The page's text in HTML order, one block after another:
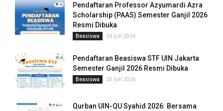
Pendaftaran Professor Azyumardi Azra
Scholarship (PAAS) Semester Ganjil 2026
Resmi Dibuka
Beasiswa 24 Juli 2026
Pendaftaran Beasiswa STF UIN Jakarta
Semester Ganjil 2026 Resmi Dibuka
Beasiswa 20 Juli 2026
Qurban UIN-QU Syahid 2026: Bersama